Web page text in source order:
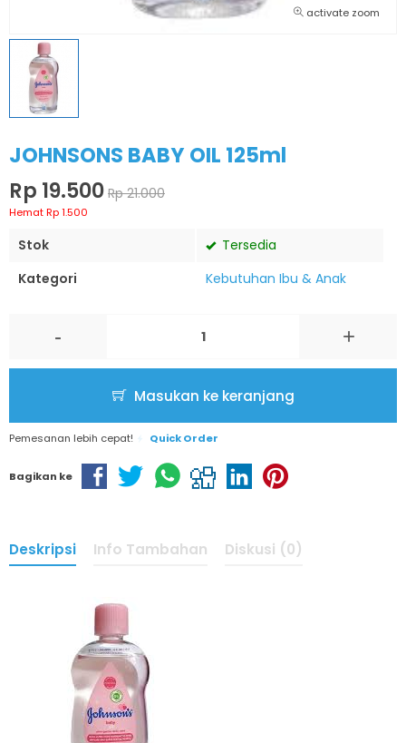
activate zoom
JOHNSONS BABY OIL 125ml
Rp 19.500 Rp 21.000
Hemat Rp 1.500
Stok
Tersedia
Kategori
Kebutuhan Ibu & Anak
- +
Masukan ke keranjang
Pemesanan lebih cepat! Quick Order
Bagikan ke
Deskripsi Info Tambahan Diskusi (0)